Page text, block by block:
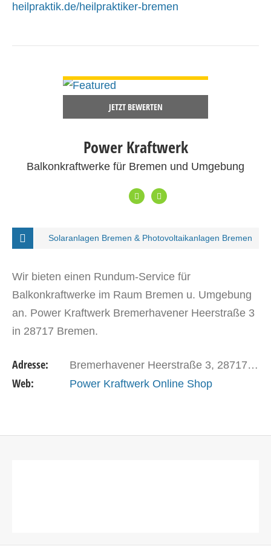
heilpraktik.de/heilpraktiker-bremen
JETZT BEWERTEN
Power Kraftwerk
Balkonkraftwerke für Bremen und Umgebung
Solaranlagen Bremen & Photovoltaikanlagen Bremen
Wir bieten einen Rundum-Service für
Balkonkraftwerke im Raum Bremen u. Umgebung
an. Power Kraftwerk Bremerhavener Heerstraße 3
in 28717 Bremen.
Adresse: Bremerhavener Heerstraße 3, 28717 Bremen
Web: Power Kraftwerk Online Shop